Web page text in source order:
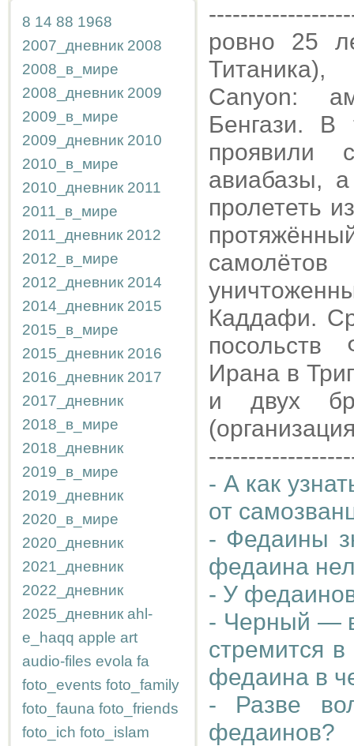
8 14 88 1968
2007_дневник 2008
2008_в_мире
2008_дневник 2009
2009_в_мире
2009_дневник 2010
2010_в_мире
2010_дневник 2011
2011_в_мире
2011_дневник 2012
2012_в_мире
2012_дневник 2014
2014_дневник 2015
2015_в_мире
2015_дневник 2016
2016_дневник 2017
2017_дневник
2018_в_мире
2018_дневник
2019_в_мире
2019_дневник
2020_в_мире
2020_дневник
2021_дневник
2022_дневник
2025_дневник ahl-
e_haqq apple art
audio-files evola fa
foto_events foto_family
foto_fauna foto_friends
foto_ich foto_islam
ровно 25
Canyon:
Бенгази. В
проявили
авиабазы,
пролететь
Каддафи.
Ирана в
и двух
- А как
от
- Федаины
федаина
- У
- Черный —
стремится
федаина в
- Разве